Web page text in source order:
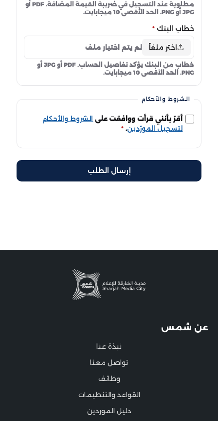
مطلوبة عند التسجيل في ضريبة القيمة المضافة. PDF أو
JPG أو PNG. الحد الأقصى 10 ميجابايت.
خطاب البنك *
اختر ملفاً لم يتم اختيار ملف
خطاب من البنك يؤكد تفاصيل الحساب. PDF أو JPG أو
PNG. الحد الأقصى 10 ميجابايت.
الشروط والأحكام
أقرّ بأنني قرأت ووافقت على
الشروط والأحكام
لتسجيل المورّدين.
*
إرسال الطلب
عن شمس
نبذة عنا
تواصل معنا
وظائف
القواعد والتنظيمات
دليل الموردين